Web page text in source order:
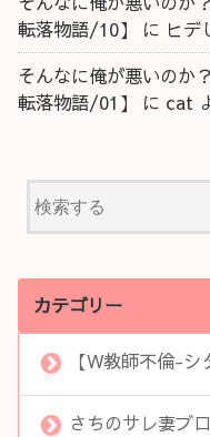
転落物語/10】
に ヒデ
そんなに俺が悪いのか
転落物語/01】
に cat
カテゴリー
【W教師不倫-シ
さちのサレ妻ブ